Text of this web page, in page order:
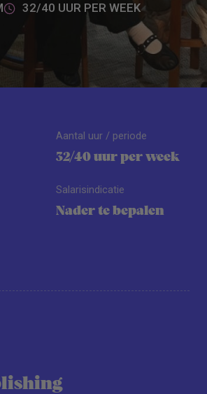
32/40 UUR PER WEEK
Aantal uur / periode
32/40 uur per week
Salarisindicatie
Nader te bepalen